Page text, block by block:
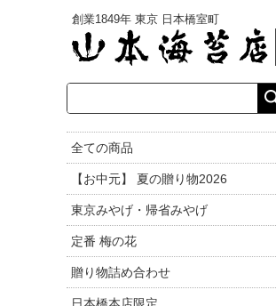
創業1849年 東京 日本橋室町